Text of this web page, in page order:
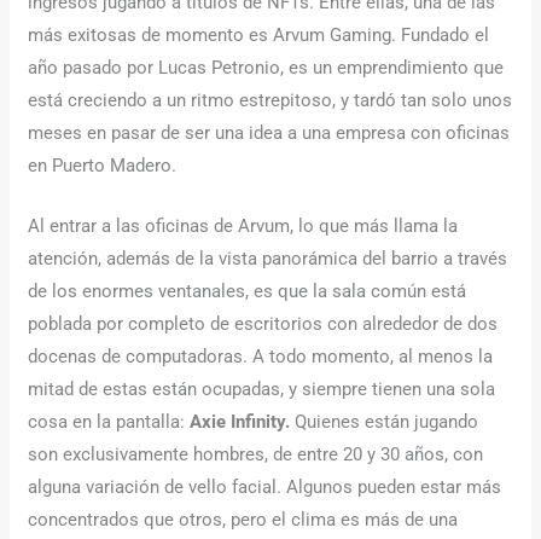
más exitosas de momento es Arvum Gaming. Fundado el
año pasado por Lucas Petronio, es un emprendimiento que
está creciendo a un ritmo estrepitoso, y tardó tan solo unos
meses en pasar de ser una idea a una empresa con oficinas
en Puerto Madero.
Al entrar a las oficinas de Arvum, lo que más llama la
atención, además de la vista panorámica del barrio a través
de los enormes ventanales, es que la sala común está
poblada por completo de escritorios con alrededor de dos
docenas de computadoras. A todo momento, al menos la
mitad de estas están ocupadas, y siempre tienen una sola
cosa en la pantalla:Axie Infinity. Quienes están jugando
son exclusivamente hombres, de entre 20 y 30 años, con
alguna variación de vello facial. Algunos pueden estar más
concentrados que otros, pero el clima es más de una